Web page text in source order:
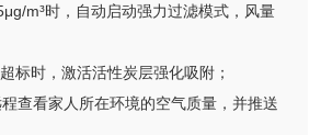
m³时，自动启动强力过滤模式，风量
标时，激活活性炭层强化吸附；
查看家人所在环境的空气质量，并推送